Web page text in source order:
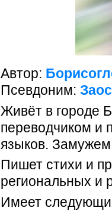
Автор:
Псевдоним:
Живёт в городе
переводчиком и
языков.
Пишет стихи и
региональных и
Имеет